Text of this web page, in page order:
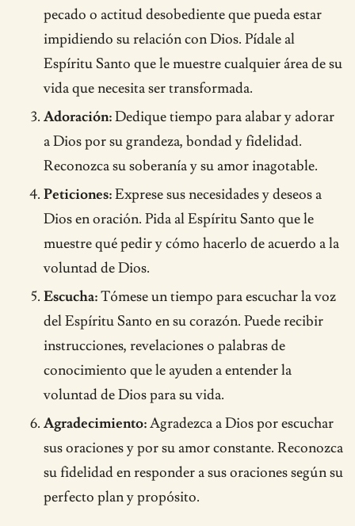
pecado o actitud desobediente que pueda estar
impidiendo su relación con Dios. Pídale al
Espíritu Santo que le muestre cualquier área de su
vida que necesita ser transformada.
Adoración:Dedique tiempo para alabar y adorar
a Dios por su grandeza, bondad y fidelidad.
Reconozca su soberanía y su amor inagotable.
Peticiones:Exprese sus necesidades y deseos a
Dios en oración. Pida al Espíritu Santo que le
muestre qué pedir y cómo hacerlo de acuerdo a la
voluntad de Dios.
Escucha:Tómese un tiempo para escuchar la voz
del Espíritu Santo en su corazón. Puede recibir
instrucciones, revelaciones o palabras de
conocimiento que le ayuden a entender la
voluntad de Dios para su vida.
Agradecimiento:Agradezca a Dios por escuchar
sus oraciones y por su amor constante. Reconozca
su fidelidad en responder a sus oraciones según su
perfecto plan y propósito.